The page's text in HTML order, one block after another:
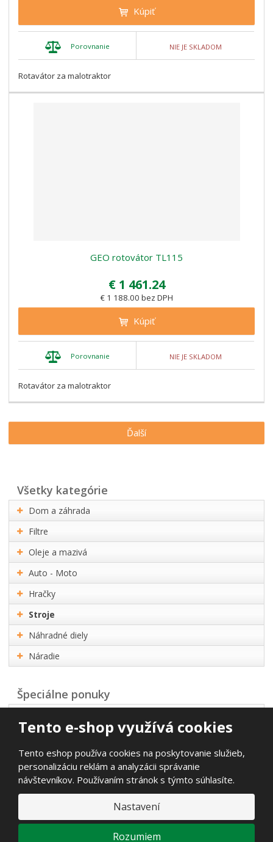
Tento e-shop využívá cookies
Tento eshop používa cookies na poskytovanie služieb,
personalizáciu reklám a analyzácii správanie
návštevníkov. Používaním stránok s týmto súhlasíte.
Nastavení
Rozumiem
Kúpiť
Porovnanie NIE JE SKLADOM
Rotavátor za malotraktor
GEO rotovátor TL115
€ 1 461.24
€ 1 188.00 bez DPH
Kúpiť
Porovnanie NIE JE SKLADOM
Rotavátor za malotraktor
Ďalší
všetky kategórie
Dom a záhrada
Filtre
Oleje a mazivá
Auto - Moto
Hračky
Stroje
Náhradné diely
Náradie
Špeciálne ponuky
Najpredávanejšie
Novinky
Vyhlásenie o prístupnosti